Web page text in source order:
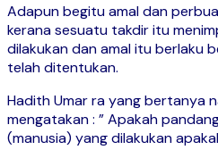
Adapun begitu amal dan
kerana sesuatu takdir itu
dilakukan dan amal itu berlaku
telah ditentukan.
Hadith Umar ra yang bertanya
mengatakan : ” Apakah
(manusia) yang dilakukan